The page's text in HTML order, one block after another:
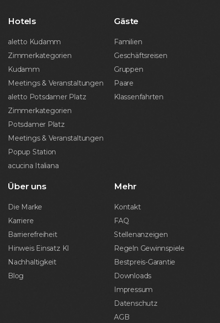
Hotels
aletto Kudamm
Zimmerkategorien
Kudamm
Meetings & Veranstaltungen
aletto Potsdamer Platz
Zimmerkategorien
Potsdamer Platz
Meetings & Veranstaltungen
Popup Station
acucina Italiana
Gäste
Familien
Geschäftsreisen
Gruppen
Paare
Klassenfahrten
Über uns
Die Marke
Karriere
Barrierefreiheit
Hinweis Einsatz KI
Nachhaltigkeit
Blog
Mehr
Kontakt
FAQ
Stellenanzeigen
Regeln Gewinnspiele
Bestpreis-Garantie
Downloads
Impressum
Datenschutz
AGB